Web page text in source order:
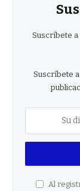
Suscríbete
Suscríbete
Al